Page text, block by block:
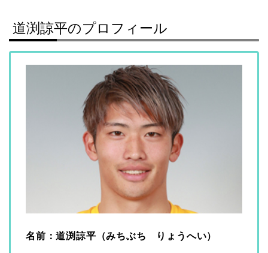
道渕諒平のプロフィール
名前：道渕諒平（みちぶち りょうへい）